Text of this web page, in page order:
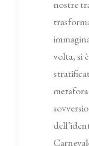
nostre
volta, si